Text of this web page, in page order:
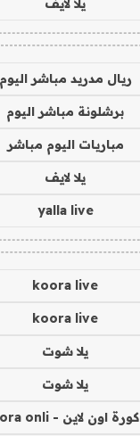
ريال مدريد مباشر اليوم
برشلونة مباشر اليوم
مباريات اليوم مباشر
يلا لايف
yalla live
koora live
koora live
يلا شوت
يلا شوت
كورة اون لاين - kora onli